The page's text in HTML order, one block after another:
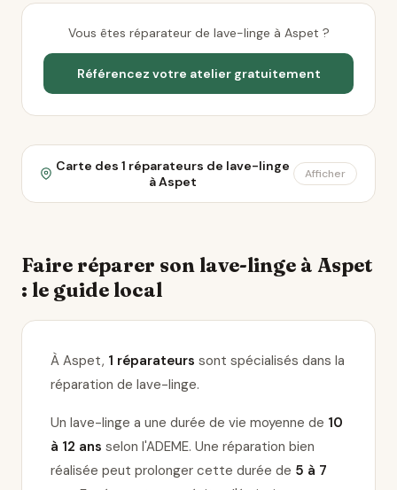
Vous êtes réparateur de lave-linge à Aspet ?
Référencez votre atelier gratuitement
Carte des 1 réparateurs de lave-linge
à Aspet
Afficher
Faire réparer son lave-linge à Aspet
: le guide local
À Aspet, 1 réparateurs sont spécialisés dans la
réparation de lave-linge.
Un lave-linge a une durée de vie moyenne de 10
à 12 ans selon l'ADEME. Une réparation bien
réalisée peut prolonger cette durée de 5 à 7